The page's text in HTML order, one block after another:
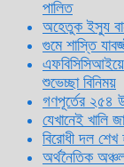
পালিত
অহেতুক ইস্যু
গুমে শাস্তি
শুভেচ্ছা বিনিময়
গণপূর্তের ২৫৪
যেখানেই খালি
বিরোধী দল শেখ
অর্থনৈতিক